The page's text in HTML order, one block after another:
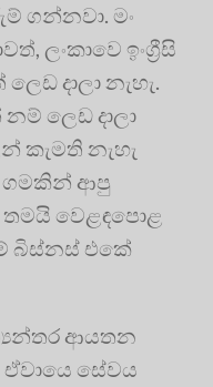
ගන්නවා. මං
ලංකාවෙ ඉංග්‍රීසි
දාලා නැහැ.
ලෙඩ දාලා
කැමති නැහැ
ගමකින් ආපු
වෙළඳපොළ
බිස්නස් එකේ
ආයතන
සේවය